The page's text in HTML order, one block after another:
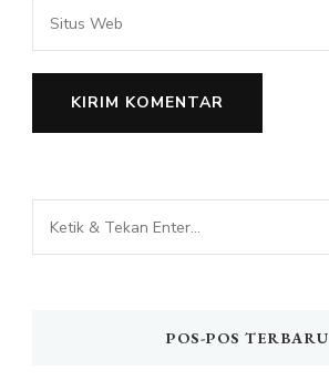
Mencari
Sesuatu?
POS-POS TERBARU